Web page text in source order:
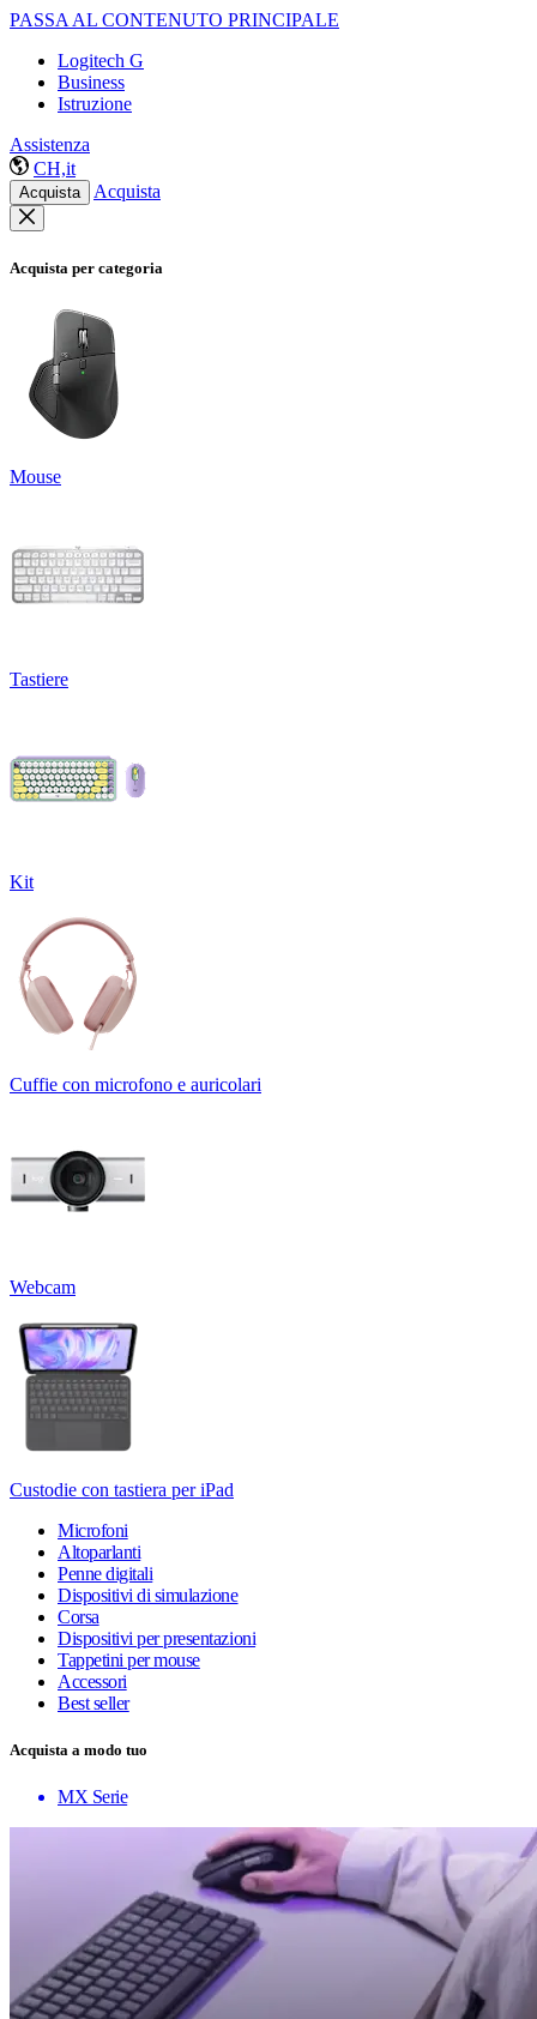
PASSA AL CONTENUTO PRINCIPALE
Logitech G
Business
Istruzione
Assistenza
CH,it
Acquista Acquista
Acquista per categoria
Mouse
Tastiere
Kit
Cuffie con microfono e auricolari
Webcam
Custodie con tastiera per iPad
Microfoni
Altoparlanti
Penne digitali
Dispositivi di simulazione
Corsa
Dispositivi per presentazioni
Tappetini per mouse
Accessori
Best seller
Acquista a modo tuo
MX Serie